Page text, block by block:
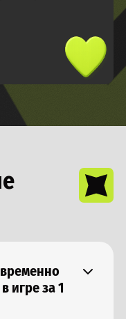
игре за 1